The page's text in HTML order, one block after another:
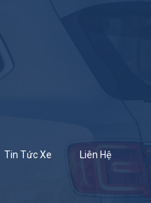
Tin Tức Xe Liên Hệ